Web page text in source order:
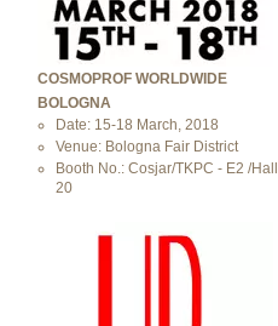
COSMOPROF WORLDWIDE
BOLOGNA
Date: 15-18 March, 2018
Venue: Bologna Fair District
Booth No.: Cosjar/TKPC - E2 /Hall
20